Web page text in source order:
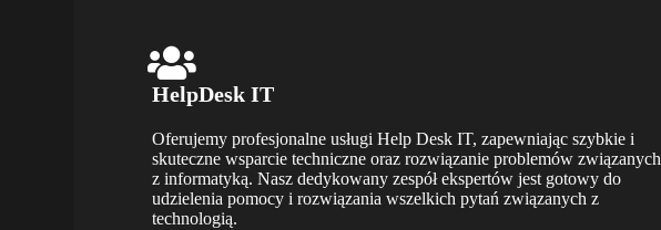
HelpDesk IT
Oferujemy profesjonalne usługi Help Desk IT, zapewniając szybkie i
skuteczne wsparcie techniczne oraz rozwiązanie problemów związanych
z informatyką. Nasz dedykowany zespół ekspertów jest gotowy do
udzielenia pomocy i rozwiązania wszelkich pytań związanych z
technologią.